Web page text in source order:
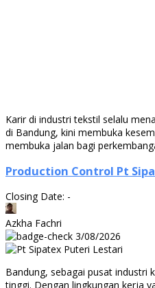
Karir di industri tekstil selalu
di Bandung, kini membuka
membuka jalan bagi
Production Control Pt
Closing Date: -
Azkha Fachri
3/08/2026
Bandung, sebagai pusat industri
tinggi. Dengan lingkungan kerja